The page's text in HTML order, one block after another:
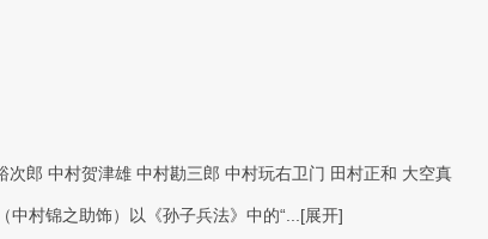
次郎 中村贺津雄 中村勘三郎 中村玩右卫门 田村正和 大空真
村锦之助饰）以《孙子兵法》中的“... [展开]